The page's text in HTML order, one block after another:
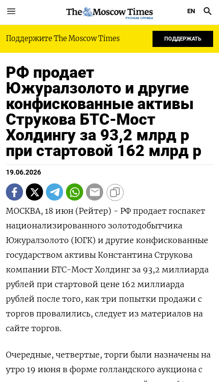
РУССКАЯ СЛУЖБА
EN
Поддержите The Moscow Times ПОДДЕРЖАТЬ
РФ продает
Южуралзолото и другие
конфискованные активы
Струкова БТС-Мост
Холдингу за 93,2 млрд р
при стартовой 162 млрд р
19.06.2026
МОСКВА, 18 июн (Рейтер) - РФ продает госпакет
национализированного золотодобытчика
Южуралзолото (ЮГК) и другие конфискованные
государством активы Константина Струкова
компании БТС-Мост Холдинг за 93,2 миллиарда
рублей при стартовой цене ‌162 миллиарда
рублей после того, как три попытки продажи с
торгов провалились, следует из материалов на
сайте торгов.
Очередные, четвертые, торги были назначены на
утро ​19 июня в форме голландского ​аукциона с